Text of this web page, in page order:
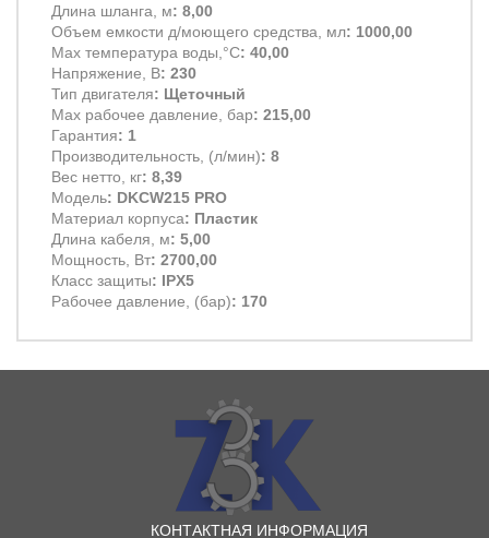
Длина шланга, м: 8,00
Объем емкости д/моющего средства, мл: 1000,00
Max температура воды,°С: 40,00
Напряжение, В: 230
Тип двигателя: Щеточный
Max рабочее давление, бар: 215,00
Гарантия: 1
Производительность, (л/мин): 8
Вес нетто, кг: 8,39
Модель: DKCW215 PRO
Материал корпуса: Пластик
Длина кабеля, м: 5,00
Мощность, Вт: 2700,00
Класс защиты: IPX5
Рабочее давление, (бар): 170
КОНТАКТНАЯ ИНФОРМАЦИЯ